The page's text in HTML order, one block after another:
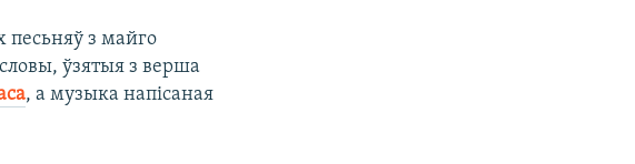
з майго
ўзятыя з верша
, а музыка напісаная